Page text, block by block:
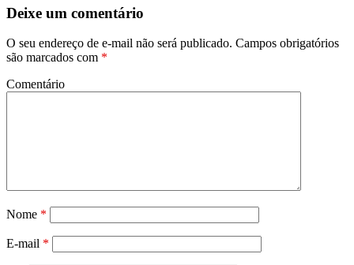
Deixe um comentário
O seu endereço de e-mail não será publicado. Campos obrigatórios
são marcados com *
Comentário
Nome *
E-mail *